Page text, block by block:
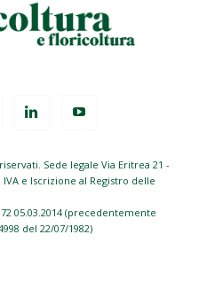
Sede legale Via Eritrea 21 -
e Iscrizione al Registro delle
05.03.2014 (precedentemente
del 22/07/1982)